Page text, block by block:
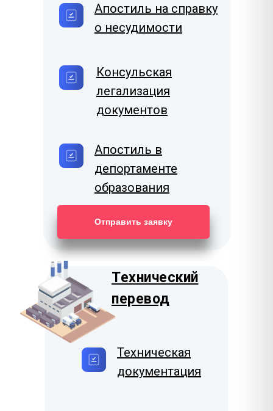
Апостиль в
депортаменте
образования
Консульская
легализация
документов
Апостиль на справку
о несудимости
Отправить заявку
Технический
перевод
Техническая
документация